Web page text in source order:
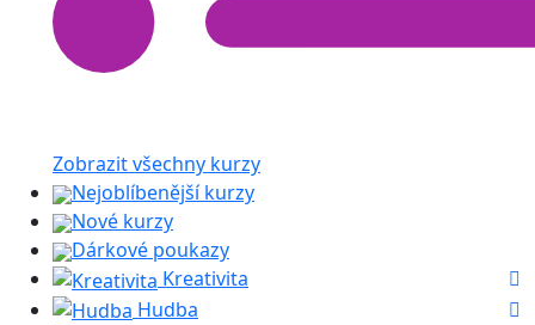
Zobrazit všechny kurzy
Nejoblíbenější kurzy
Nové kurzy
Dárkové poukazy
Kreativita
Hudba